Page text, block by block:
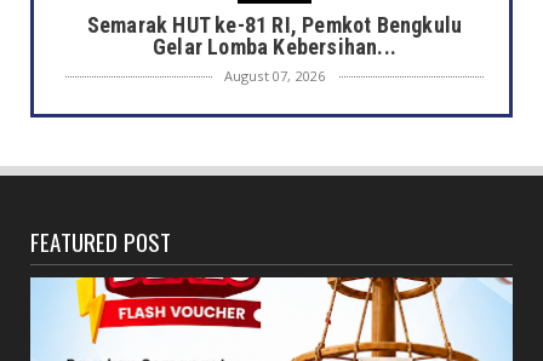
Semarak HUT ke-81 RI, Pemkot Bengkulu
Gelar Lomba Kebersihan...
August 07, 2026
DAERAH
Jangan Pasang Bende...
Bersama Forkopimda, Walikota – Wawali
Bagikan 5.000 Bendera ...
August 07, 2026
FEATURED POST